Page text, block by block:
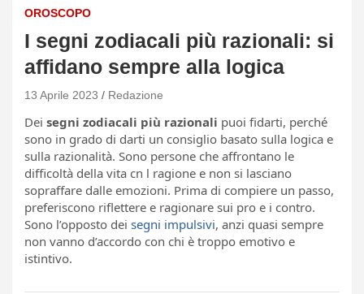
OROSCOPO
I segni zodiacali più razionali: si
affidano sempre alla logica
13 Aprile 2023 Redazione
Dei segni zodiacali più razionali puoi fidarti, perché
sono in grado di darti un consiglio basato sulla logica e
sulla razionalità. Sono persone che affrontano le
difficoltà della vita cn l ragione e non si lasciano
sopraffare dalle emozioni. Prima di compiere un passo,
preferiscono riflettere e ragionare sui pro e i contro.
Sono l’opposto dei segni impulsivi, anzi quasi sempre
non vanno d’accordo con chi è troppo emotivo e
istintivo.